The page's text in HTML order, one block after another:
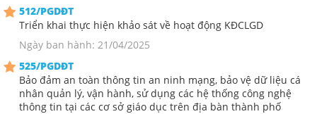
512/PGDĐT
Triển khai thực hiện khảo sát về hoạt động KĐCLGD
Ngày ban hành: 21/04/2025
525/PGDĐT
Bảo đảm an toàn thông tin an ninh mạng, bảo vệ dữ liệu cá
nhân quản lý, vận hành, sử dụng các hệ thống công nghệ
thông tin tại các cơ sở giáo dục trên địa bàn thành phố